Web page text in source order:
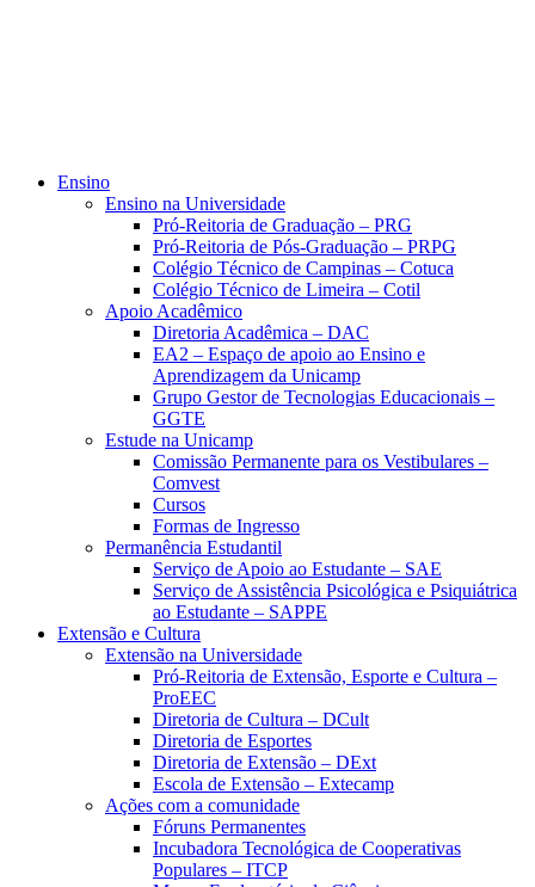
Ensino
Ensino na Universidade
Pró-Reitoria de Graduação – PRG
Pró-Reitoria de Pós-Graduação – PRPG
Colégio Técnico de Campinas – Cotuca
Colégio Técnico de Limeira – Cotil
Apoio Acadêmico
Diretoria Acadêmica – DAC
EA2 – Espaço de apoio ao Ensino e
Aprendizagem da Unicamp
Grupo Gestor de Tecnologias Educacionais –
GGTE
Estude na Unicamp
Comissão Permanente para os Vestibulares –
Comvest
Cursos
Formas de Ingresso
Permanência Estudantil
Serviço de Apoio ao Estudante – SAE
Serviço de Assistência Psicológica e Psiquiátrica
ao Estudante – SAPPE
Extensão e Cultura
Extensão na Universidade
Pró-Reitoria de Extensão, Esporte e Cultura –
ProEEC
Diretoria de Cultura – DCult
Diretoria de Esportes
Diretoria de Extensão – DExt
Escola de Extensão – Extecamp
Ações com a comunidade
Fóruns Permanentes
Incubadora Tecnológica de Cooperativas
Populares – ITCP